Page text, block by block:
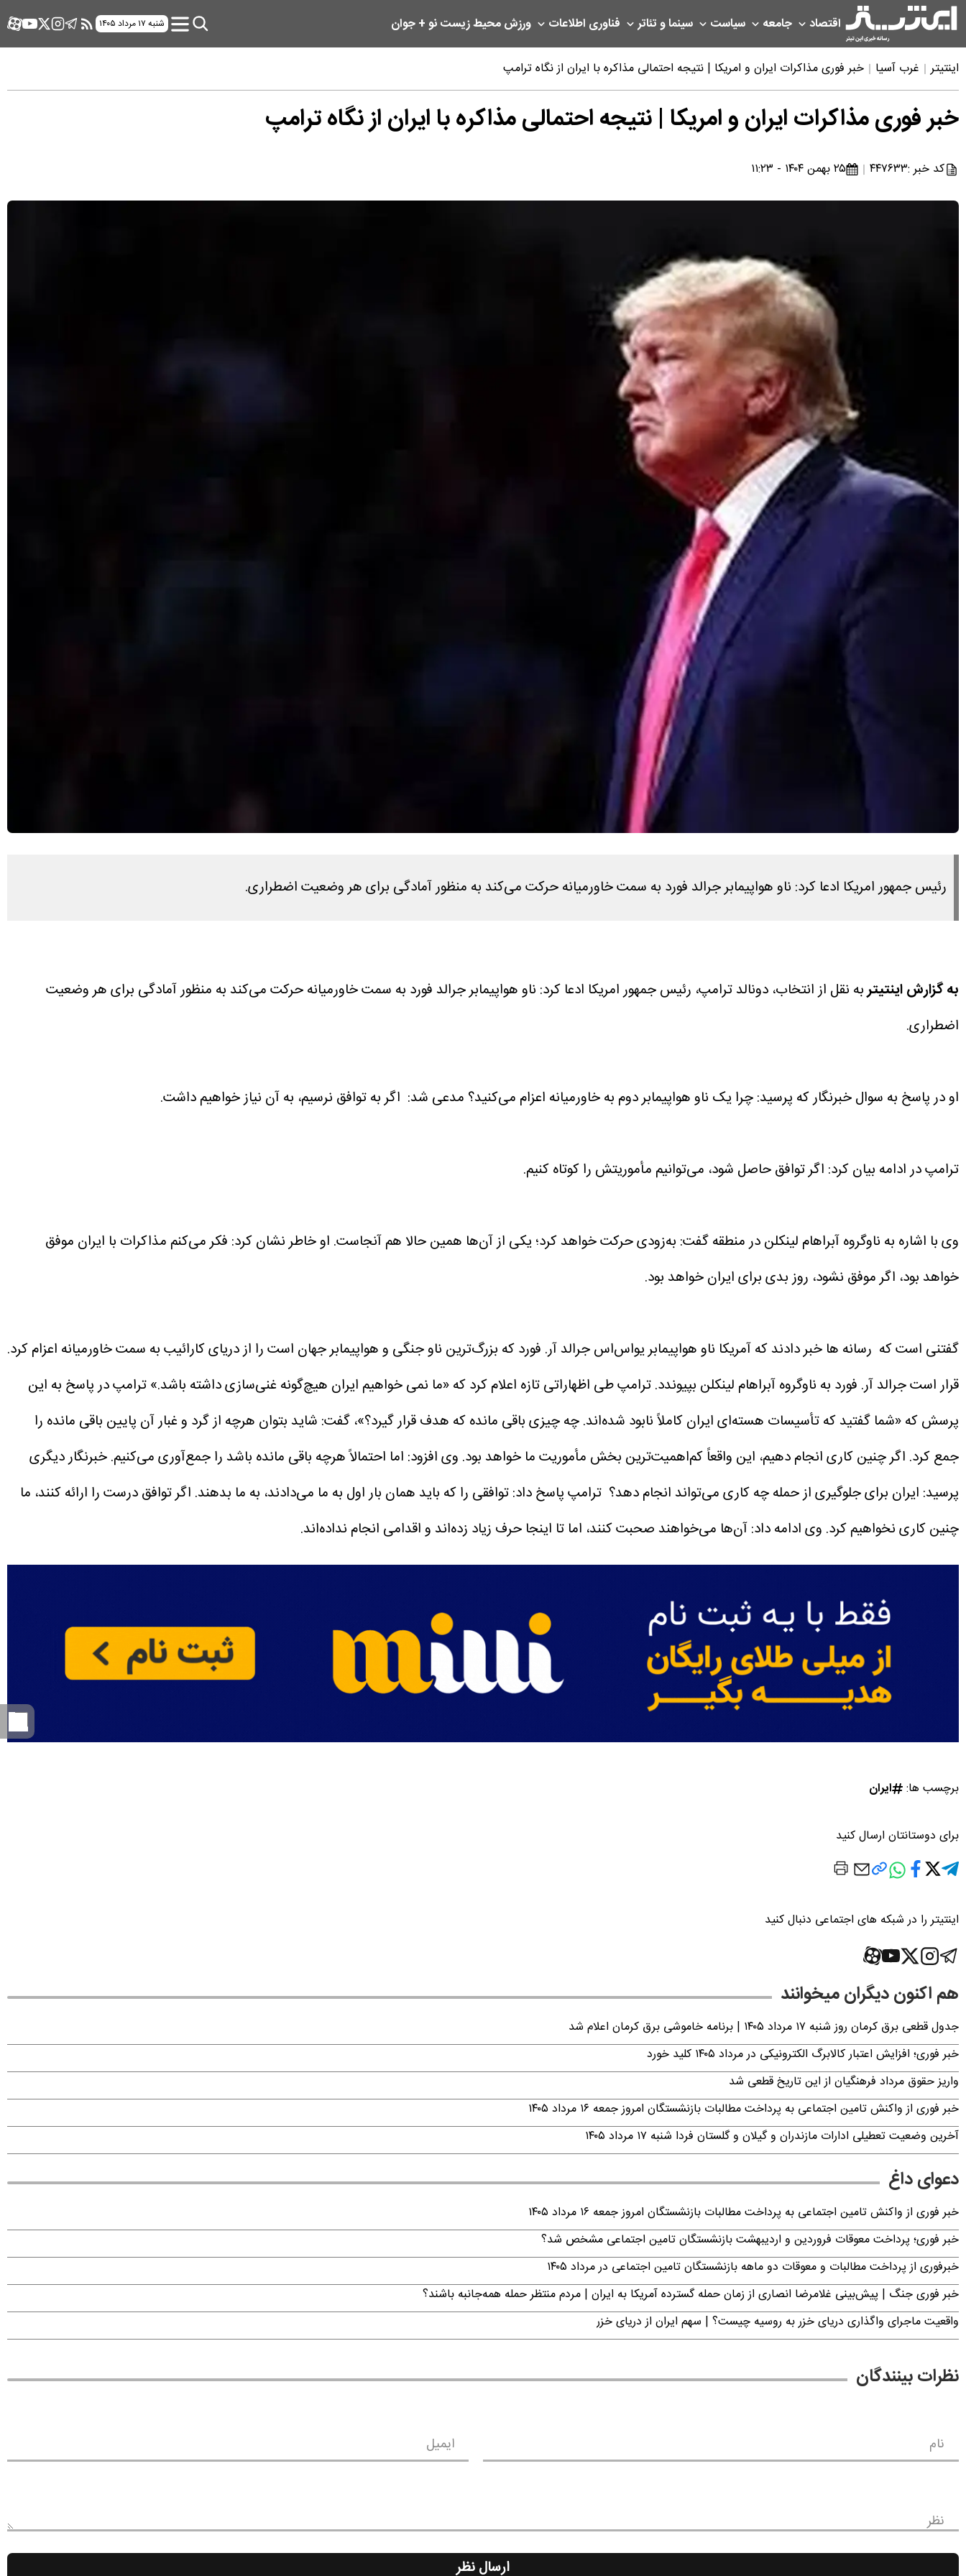
اقتصاد جامعه سیاست سینما و تئاتر فناوری اطلاعات ورزشمحیط زیستنو + جوان شنبه ۱۷ مرداد ۱۴۰۵
اینتیتر غرب آسیا خبر فوری مذاکرات ایران و امریکا | نتیجه احتمالی مذاکره با ایران از نگاه ترامپ
خبر فوری مذاکرات ایران و امریکا | نتیجه احتمالی مذاکره با ایران از نگاه ترامپ
کد خبر :۴۴۷۶۳۳ ۲۵ بهمن ۱۴۰۴ - ۱۱:۲۳
رئیس جمهور امریکا ادعا کرد: ناو هواپیمابر جرالد فورد به سمت خاورمیانه حرکت می‌کند به منظور آمادگی برای هر وضعیت اضطراری.
به گزارش اینتیتربه نقل از انتخاب، دونالد ترامپ، رئیس جمهور امریکا ادعا کرد: ناو هواپیمابر جرالد فورد به سمت خاورمیانه حرکت می‌کند به منظور آمادگی برای هر وضعیت
اضطراری.
او در پاسخ به سوال خبرنگار که پرسید: چرا یک ناو هواپیمابر دوم به خاورمیانه اعزام می‌کنید؟ مدعی شد: اگر به توافق نرسیم، به آن نیاز خواهیم داشت.
ترامپ در ادامه بیان کرد: اگر توافق حاصل شود، می‌توانیم مأموریتش را کوتاه کنیم.
وی با اشاره به ناوگروه آبراهام لینکلن در منطقه گفت: به‌زودی حرکت خواهد کرد؛ یکی از آن‌ها همین حالا هم آنجاست. او خاطر نشان کرد: فکر می‌کنم مذاکرات با ایران موفق
خواهد بود، اگر موفق نشود، روز بدی برای ایران خواهد بود.
گفتنی است که رسانه ها خبر دادند که آمریکا ناو هواپیمابر یو‌اس‌اس جرالد آر. فورد که بزرگ‌ترین ناو جنگی و هواپیمابر جهان است را از دریای کارائیب به سمت خاورمیانه اعزام کرد.
قرار است جرالد آر. فورد به ناوگروه آبراهام لینکلن بپیوندد.ترامپ طی اظهاراتی تازه اعلام کرد که «ما نمی خواهیم ایران هیچ‌گونه غنی‌سازی داشته باشد.»ترامپ در پاسخ به این
پرسش که «شما گفتید که تأسیسات هسته‌ای ایران کاملاً نابود شده‌اند. چه چیزی باقی مانده که هدف قرار گیرد؟»، گفت: شاید بتوان هرچه از گرد و غبار آن پایین باقی مانده را
جمع کرد. اگر چنین کاری انجام دهیم، این واقعاً کم‌اهمیت‌ترین بخش مأموریت ما خواهد بود. وی افزود: اما احتمالاً هرچه باقی مانده باشد را جمع‌آوری می‌کنیم.خبرنگار دیگری
پرسید: ایران برای جلوگیری از حمله چه کاری می‌تواند انجام دهد؟ ترامپ پاسخ داد: توافقی را که باید همان بار اول به ما می‌دادند، به ما بدهند. اگر توافق درست را ارائه کنند، ما
چنین کاری نخواهیم کرد. وی ادامه داد: آن‌ها می‌خواهند صحبت کنند، اما تا اینجا حرف زیاد زده‌اند و اقدامی انجام نداده‌اند.
برچسب ها: ایران
برای دوستانتان ارسال کنید
اینتیتر را در شبکه های اجتماعی دنبال کنید
هم اکنون دیگران میخوانند
جدول قطعی برق کرمان روز شنبه ۱۷ مرداد ۱۴۰۵ | برنامه خاموشی برق کرمان اعلام شد
خبر فوری؛ افزایش اعتبار کالابرگ الکترونیکی در مرداد ۱۴۰۵ کلید خورد
واریز حقوق مرداد فرهنگیان از این تاریخ قطعی شد
خبر فوری از واکنش تامین اجتماعی به پرداخت مطالبات بازنشستگان امروز جمعه ۱۶ مرداد ۱۴۰۵
آخرین وضعیت تعطیلی ادارات مازندران و گیلان و گلستان فردا شنبه ۱۷ مرداد ۱۴۰۵
دعوای داغ
خبر فوری از واکنش تامین اجتماعی به پرداخت مطالبات بازنشستگان امروز جمعه ۱۶ مرداد ۱۴۰۵
خبر فوری؛ پرداخت معوقات فروردین و اردیبهشت بازنشستگان تامین اجتماعی مشخص شد؟
خبرفوری از پرداخت مطالبات و معوقات دو ماهه بازنشستگان تامین اجتماعی در مرداد ۱۴۰۵
خبر فوری جنگ | پیش‌بینی غلامرضا انصاری از زمان حمله گسترده آمریکا به ایران | مردم منتظر حمله همه‌جانبه باشند؟
واقعیت ماجرای واگذاری دریای خزر به روسیه چیست؟ | سهم ایران از دریای خزر
نظرات بینندگان
نام ایمیل
نظر
ارسال نظر